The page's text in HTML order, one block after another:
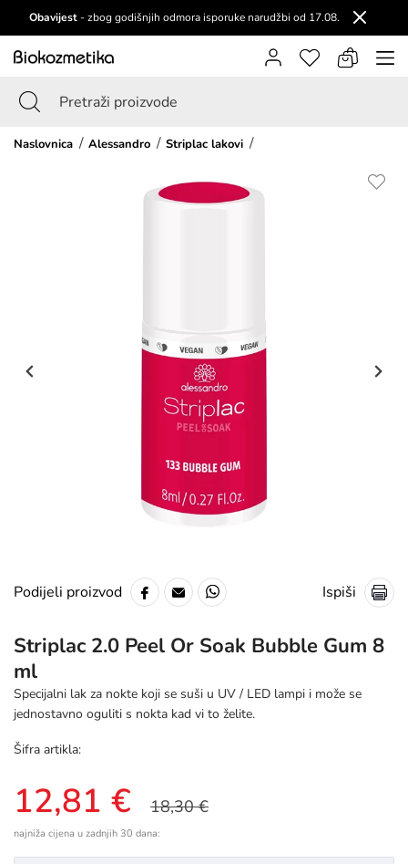
Obavijest - zbog godišnjih odmora isporuke narudžbi od 17.08.
Naslovnica Alessandro Striplac lakovi
Podijeli proizvod Ispiši
Striplac 2.0 Peel Or Soak Bubble Gum 8
ml
Specijalni lak za nokte koji se suši u UV / LED lampi i može se
jednostavno oguliti s nokta kad vi to želite.
Šifra artikla:
12,81 € 18,30 €
najniža cijena u zadnjih 30 dana: